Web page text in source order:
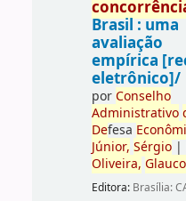
Brasil : uma
avaliação
empírica
eletrônico]/
porConselho
Administrativo
Defesa
Júnior, Sérgio|
Oliveira, Glauco
Editora: Brasília: